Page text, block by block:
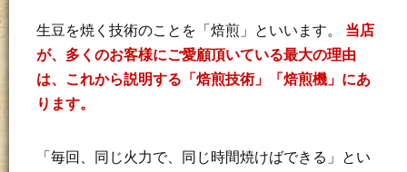
生豆を焼く技術のことを「焙煎」といいます。 当店
が、多くのお客様にご愛顧頂いている最大の理由
は、これから説明する「焙煎技術」「焙煎機」にあ
ります。
「毎回、同じ火力で、同じ時間焼けばできる」とい